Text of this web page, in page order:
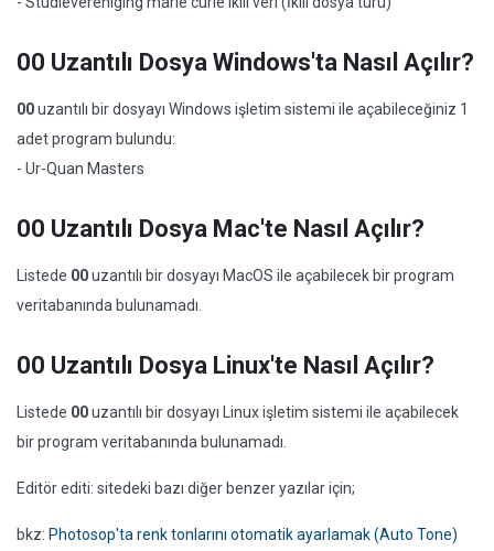
00 Uzantılı Dosya Windows'ta Nasıl Açılır?
00uzantılı bir dosyayı Windows işletim sistemi ile açabileceğiniz 1
adet program bulundu:
- Ur-Quan Masters
00 Uzantılı Dosya Mac'te Nasıl Açılır?
Listede 00uzantılı bir dosyayı MacOS ile açabilecek bir program
veritabanında bulunamadı.
00 Uzantılı Dosya Linux'te Nasıl Açılır?
Listede 00uzantılı bir dosyayı Linux işletim sistemi ile açabilecek
bir program veritabanında bulunamadı.
Editör editi: sitedeki bazı diğer benzer yazılar için;
bkz: Photosop'ta renk tonlarını otomatik ayarlamak (Auto Tone)